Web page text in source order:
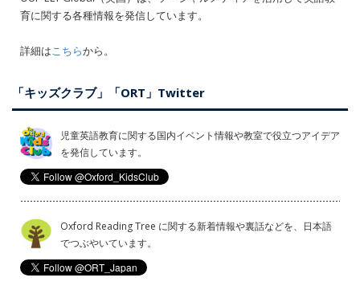
育に関する各種情報を発信しています。
詳細はこちらから。
「キッズクラブ」「ORT」Twitter
児童英語教育に関する国内イベント情報や教室で役立つアイデア
を発信しています。
Oxford Reading Tree に関する新着情報や裏話などを、日本語
でつぶやいています。